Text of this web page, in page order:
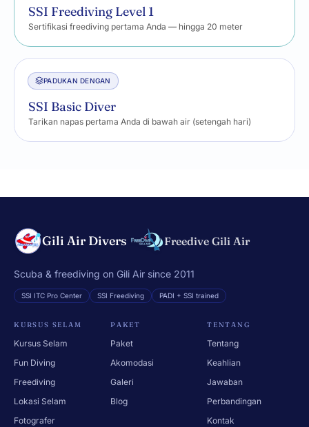
SSI Freediving Level 1
Sertifikasi freediving pertama Anda — hingga 20 meter
PADUKAN DENGAN
SSI Basic Diver
Tarikan napas pertama Anda di bawah air (setengah hari)
Gili Air Divers Freedive Gili Air
Scuba & freediving on Gili Air since 2011
SSI ITC Pro Center SSI Freediving PADI + SSI trained
KURSUS SELAM
Kursus Selam
Fun Diving
Freediving
Lokasi Selam
Fotografer
PAKET
Paket
Akomodasi
Galeri
Blog
TENTANG
Tentang
Keahlian
Jawaban
Perbandingan
Kontak